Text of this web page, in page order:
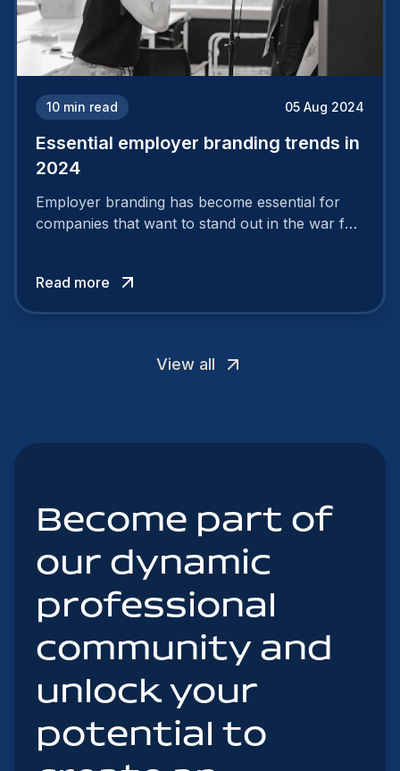
10 min read 05 Aug 2024
Essential employer branding trends in
2024
Employer branding has become essential for
companies that want to stand out in the war for
attract the best profiles.
Read more
View all
Become part of
our dynamic
professional
community and
unlock your
potential to